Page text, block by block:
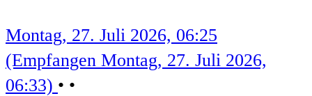
Montag, 27. Juli 2026, 06:25
(Empfangen Montag, 27. Juli 2026,
06:33) • •